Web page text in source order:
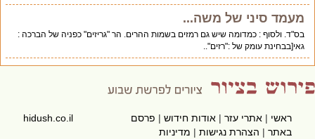
מעמד סיני של משה...
בס"ד. ולסוף : כמדומה שיש גם רמזים בשמות ההרים. הר "גריזים" כפניה של הברכה :
גאי[בבחינת עומק של :"רזים"..
ראשי|אתרי עזר|אודות חידוש|פרסם
באתר|הצהרת נגישות|מדיניות
hidush.co.il